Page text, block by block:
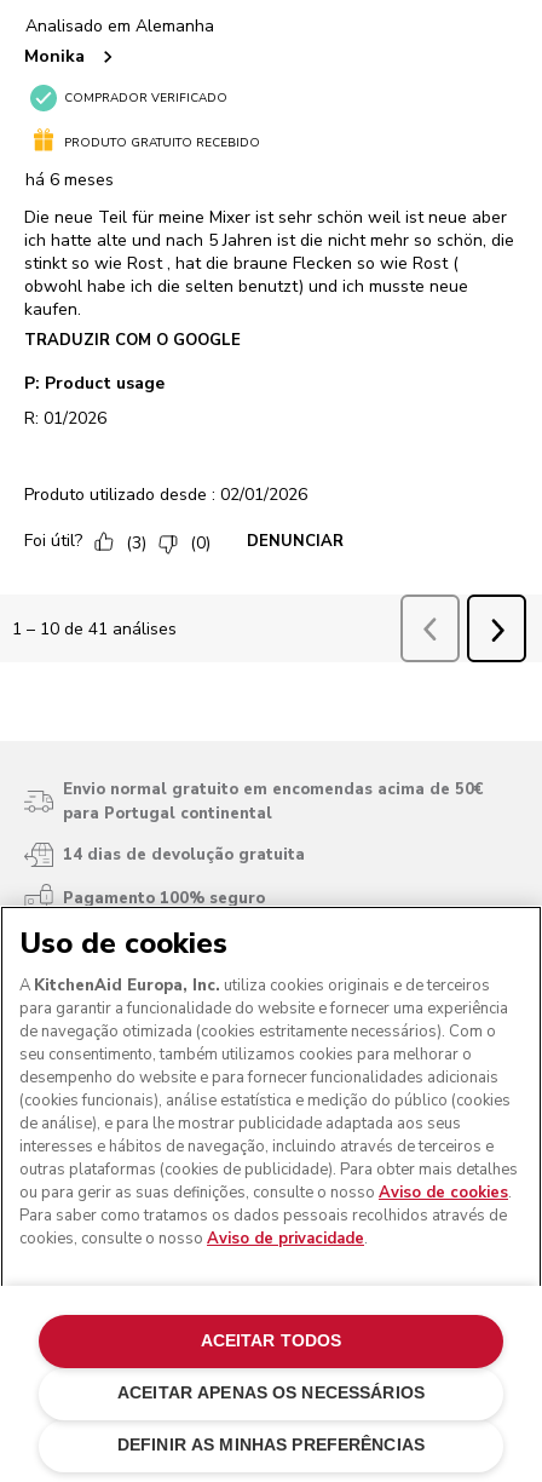
€ 59,25 € 79,00
Poupar nos custos € 19,75
ENVIE-ME UM E-MAIL QUANDO
DISPONÍVEL
Envio normal gratuito em encomendas acima de 50€
para Portugal continental
14 dias de devolução gratuita
Pagamento 100% seguro
Obtenha 5% de desconto quando
subscrever as nossas notícias e
ofertas
Consulte o nossoAviso de privacidade
Your email address
Declaro que autorizo o tratamento dos meus dados
me envie comunicações de marketing por meios
eletrónicos.
Uso de cookies
A KitchenAid Europa, Inc. utiliza cookies originais e de terceiros
para garantir a funcionalidade do website e fornecer uma experiência
de navegação otimizada (cookies estritamente necessários). Com o
seu consentimento, também utilizamos cookies para melhorar o
desempenho do website e para fornecer funcionalidades adicionais
(cookies funcionais), análise estatística e medição do público (cookies
de análise), e para lhe mostrar publicidade adaptada aos seus
interesses e hábitos de navegação, incluindo através de terceiros e
outras plataformas (cookies de publicidade). Para obter mais detalhes
ou para gerir as suas definições, consulte o nosso Aviso de cookies.
Para saber como tratamos os dados pessoais recolhidos através de
cookies, consulte o nosso Aviso de privacidade.
DEFINIR AS MINHAS PREFERÊNCIAS
ACEITAR APENAS OS NECESSÁRIOS
ACEITAR TODOS